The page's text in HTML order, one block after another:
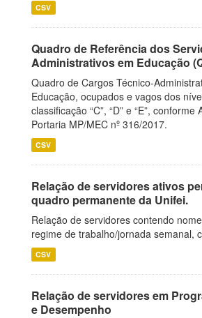
CSV
Quadro de Referência dos
Administrativos em Educação
Quadro de Cargos Técnico-
Educação, ocupados e vagos dos
classificação “C”, “D” e “E”, conforme
Portaria MP/MEC nº 316/2017.
CSV
Relação de servidores ativos
quadro permanente da Unifei.
Relação de servidores contendo
regime de trabalho/jornada semanal,
CSV
Relação de servidores em
e Desempenho